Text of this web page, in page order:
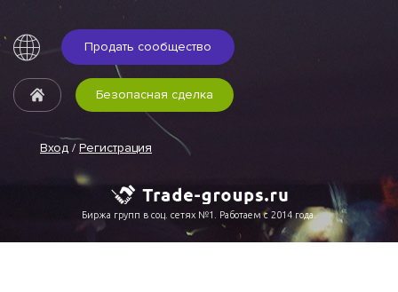
Продать сообщество
Вход / Регистрация
Безопасная сделка
Биржа групп в соц. сетях №1. Работаем с 2014 года.